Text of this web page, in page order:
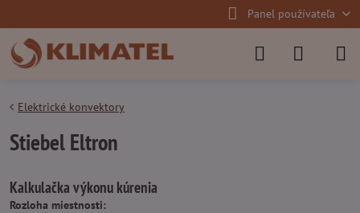
Panel používateľa
Elektrické konvektory
Stiebel Eltron
Kalkulačka výkonu kúrenia
Rozloha miestnosti: